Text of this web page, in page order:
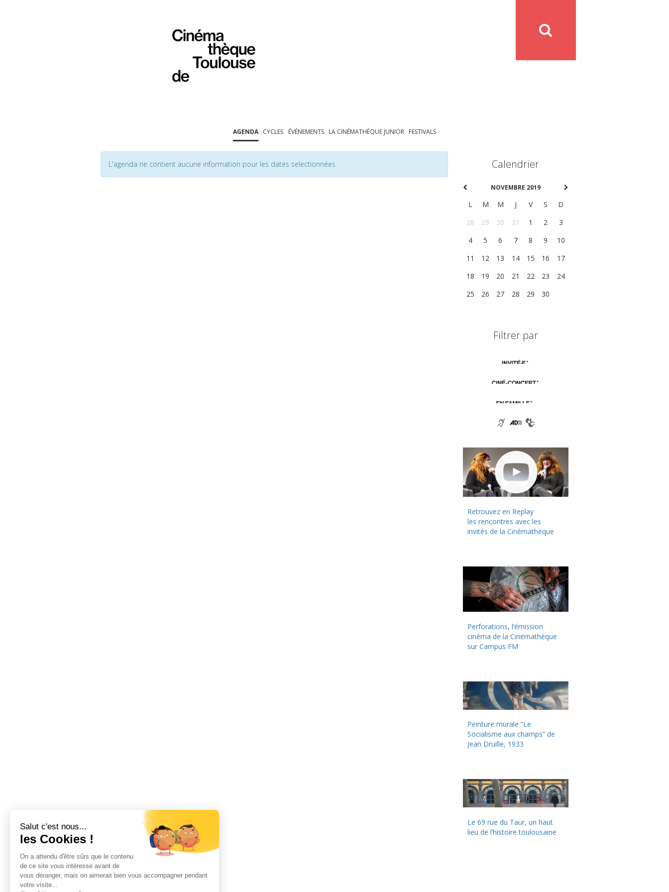
AGENDA CYCLES ÉVÉNEMENTS LA CINÉMATHÈQUE JUNIOR FESTIVALS
L'agenda ne contient aucune information pour les dates selectionnées Calendrier
NOVEMBRE 2019
L M M J V S
D
28
29 30 31 1 2
3
4
5 6 7 8 9
10
11
12 13 14 15 16
17
18
19 20 21 22 23
24
25
26 27 28 29 30
Filtrer par
Retrouvez en Replay
les rencontres avec les
invités de la Cinémathèque
Perforations, l’émission
cinéma de la Cinémathèque
sur Campus FM
Peinture murale “Le
Socialisme aux champs” de
Jean Druille, 1933
Le 69 rue du Taur, un haut
lieu de l’histoire toulousaine